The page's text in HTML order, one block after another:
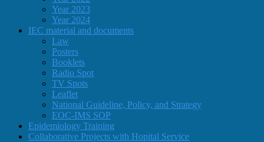
Year 2023
Year 2024
IEC material and documents
Law
Posters
Booklets
Radio Spot
TV Spots
Leaflet
National Guideline, Policy, and Strategy
EOC-IMS SOP
Epidemiology Training
Collaborative Projects with Hopital Service